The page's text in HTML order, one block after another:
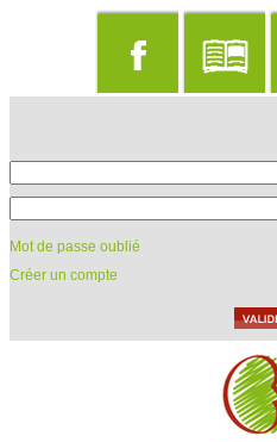
Mot de passe oublié
Créer un compte